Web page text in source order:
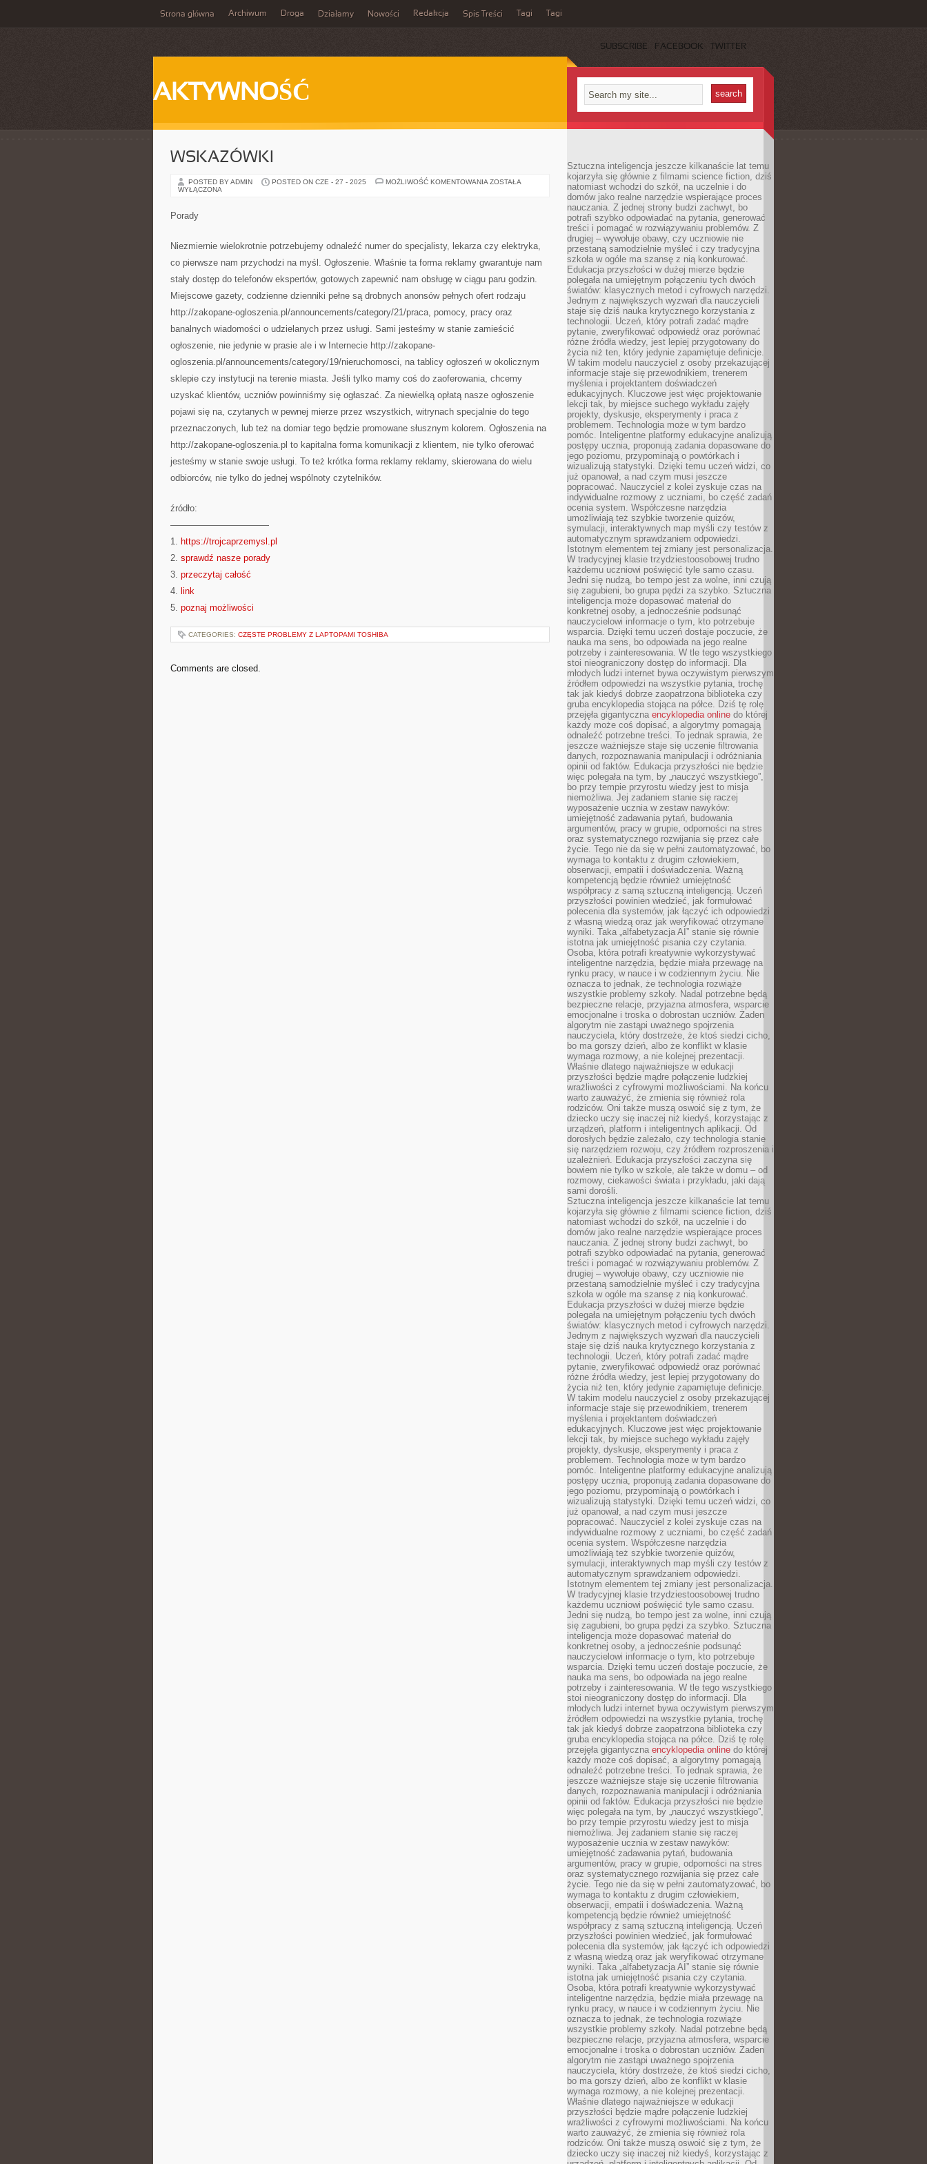
Strona główna Archiwum Droga Działamy Nowości Redakcja Spis Treści Tagi Tagi
SUBSCRIBE FACEBOOK TWITTER
AKTYWNOŚĆ
WSKAZÓWKI
POSTED BY ADMIN POSTED ON CZE - 27 - 2025 MOŻLIWOŚĆ KOMENTOWANIA WSKAZÓWKI
ZOSTAŁA
WYŁĄCZONA
Porady
Niezmiernie wielokrotnie potrzebujemy odnaleźć numer do specjalisty, lekarza czy elektryka,
co pierwsze nam przychodzi na myśl. Ogłoszenie. Właśnie ta forma reklamy gwarantuje nam
stały dostęp do telefonów ekspertów, gotowych zapewnić nam obsługę w ciągu paru godzin.
Miejscowe gazety, codzienne dzienniki pełne są drobnych anonsów pełnych ofert rodzaju
http://zakopane-ogloszenia.pl/announcements/category/21/praca, pomocy, pracy oraz
banalnych wiadomości o udzielanych przez usługi. Sami jesteśmy w stanie zamieścić
ogłoszenie, nie jedynie w prasie ale i w Internecie http://zakopane-
ogloszenia.pl/announcements/category/19/nieruchomosci, na tablicy ogłoszeń w okolicznym
sklepie czy instytucji na terenie miasta. Jeśli tylko mamy coś do zaoferowania, chcemy
uzyskać klientów, uczniów powinniśmy się ogłaszać. Za niewielką opłatą nasze ogłoszenie
pojawi się na, czytanych w pewnej mierze przez wszystkich, witrynach specjalnie do tego
przeznaczonych, lub też na domiar tego będzie promowane słusznym kolorem. Ogłoszenia na
http://zakopane-ogloszenia.pl to kapitalna forma komunikacji z klientem, nie tylko oferować
jesteśmy w stanie swoje usługi. To też krótka forma reklamy reklamy, skierowana do wielu
odbiorców, nie tylko do jednej wspólnoty czytelników.
źródło:
———————————
1. https://trojcaprzemysl.pl
2. sprawdź nasze porady
3. przeczytaj całość
4. link
5. poznaj możliwości
CATEGORIES: CZĘSTE PROBLEMY Z LAPTOPAMI TOSHIBA
Comments are closed.
Sztuczna inteligencja jeszcze kilkanaście lat temu
kojarzyła się głównie z filmami science fiction, dziś
natomiast wchodzi do szkół, na uczelnie i do
domów jako realne narzędzie wspierające proces
nauczania. Z jednej strony budzi zachwyt, bo
potrafi szybko odpowiadać na pytania, generować
treści i pomagać w rozwiązywaniu problemów. Z
drugiej – wywołuje obawy, czy uczniowie nie
przestaną samodzielnie myśleć i czy tradycyjna
szkoła w ogóle ma szansę z nią konkurować.
Edukacja przyszłości w dużej mierze będzie
polegała na umiejętnym połączeniu tych dwóch
światów: klasycznych metod i cyfrowych narzędzi.
Jednym z największych wyzwań dla nauczycieli
staje się dziś nauka krytycznego korzystania z
technologii. Uczeń, który potrafi zadać mądre
pytanie, zweryfikować odpowiedź oraz porównać
różne źródła wiedzy, jest lepiej przygotowany do
życia niż ten, który jedynie zapamiętuje definicje.
W takim modelu nauczyciel z osoby przekazującej
informacje staje się przewodnikiem, trenerem
myślenia i projektantem doświadczeń
edukacyjnych. Kluczowe jest więc projektowanie
lekcji tak, by miejsce suchego wykładu zajęły
projekty, dyskusje, eksperymenty i praca z
problemem. Technologia może w tym bardzo
pomóc. Inteligentne platformy edukacyjne analizują
postępy ucznia, proponują zadania dopasowane do
jego poziomu, przypominają o powtórkach i
wizualizują statystyki. Dzięki temu uczeń widzi, co
już opanował, a nad czym musi jeszcze
popracować. Nauczyciel z kolei zyskuje czas na
indywidualne rozmowy z uczniami, bo część zadań
ocenia system. Współczesne narzędzia
umożliwiają też szybkie tworzenie quizów,
symulacji, interaktywnych map myśli czy testów z
automatycznym sprawdzaniem odpowiedzi.
Istotnym elementem tej zmiany jest personalizacja.
W tradycyjnej klasie trzydziestoosobowej trudno
każdemu uczniowi poświęcić tyle samo czasu.
Jedni się nudzą, bo tempo jest za wolne, inni czują
się zagubieni, bo grupa pędzi za szybko. Sztuczna
inteligencja może dopasować materiał do
konkretnej osoby, a jednocześnie podsunąć
nauczycielowi informacje o tym, kto potrzebuje
wsparcia. Dzięki temu uczeń dostaje poczucie, że
nauka ma sens, bo odpowiada na jego realne
potrzeby i zainteresowania. W tle tego wszystkiego
stoi nieograniczony dostęp do informacji. Dla
młodych ludzi internet bywa oczywistym pierwszym
źródłem odpowiedzi na wszystkie pytania, trochę
tak jak kiedyś dobrze zaopatrzona biblioteka czy
gruba encyklopedia stojąca na półce. Dziś tę rolę
przejęła gigantyczna encyklopedia online do której
każdy może coś dopisać, a algorytmy pomagają
odnaleźć potrzebne treści. To jednak sprawia, że
jeszcze ważniejsze staje się uczenie filtrowania
danych, rozpoznawania manipulacji i odróżniania
opinii od faktów. Edukacja przyszłości nie będzie
więc polegała na tym, by „nauczyć wszystkiego”,
bo przy tempie przyrostu wiedzy jest to misja
niemożliwa. Jej zadaniem stanie się raczej
wyposażenie ucznia w zestaw nawyków:
umiejętność zadawania pytań, budowania
argumentów, pracy w grupie, odporności na stres
oraz systematycznego rozwijania się przez całe
życie. Tego nie da się w pełni zautomatyzować, bo
wymaga to kontaktu z drugim człowiekiem,
obserwacji, empatii i doświadczenia. Ważną
kompetencją będzie również umiejętność
współpracy z samą sztuczną inteligencją. Uczeń
przyszłości powinien wiedzieć, jak formułować
polecenia dla systemów, jak łączyć ich odpowiedzi
z własną wiedzą oraz jak weryfikować otrzymane
wyniki. Taka „alfabetyzacja AI” stanie się równie
istotna jak umiejętność pisania czy czytania.
Osoba, która potrafi kreatywnie wykorzystywać
inteligentne narzędzia, będzie miała przewagę na
rynku pracy, w nauce i w codziennym życiu. Nie
oznacza to jednak, że technologia rozwiąże
wszystkie problemy szkoły. Nadal potrzebne będą
bezpieczne relacje, przyjazna atmosfera, wsparcie
emocjonalne i troska o dobrostan uczniów. Żaden
algorytm nie zastąpi uważnego spojrzenia
nauczyciela, który dostrzeże, że ktoś siedzi cicho,
bo ma gorszy dzień, albo że konflikt w klasie
wymaga rozmowy, a nie kolejnej prezentacji.
Właśnie dlatego najważniejsze w edukacji
przyszłości będzie mądre połączenie ludzkiej
wrażliwości z cyfrowymi możliwościami. Na końcu
warto zauważyć, że zmienia się również rola
rodziców. Oni także muszą oswoić się z tym, że
dziecko uczy się inaczej niż kiedyś, korzystając z
urządzeń, platform i inteligentnych aplikacji. Od
dorosłych będzie zależało, czy technologia stanie
się narzędziem rozwoju, czy źródłem rozproszenia i
uzależnień. Edukacja przyszłości zaczyna się
bowiem nie tylko w szkole, ale także w domu – od
rozmowy, ciekawości świata i przykładu, jaki dają
sami dorośli.
Sztuczna inteligencja jeszcze kilkanaście lat temu
kojarzyła się głównie z filmami science fiction, dziś
natomiast wchodzi do szkół, na uczelnie i do
domów jako realne narzędzie wspierające proces
nauczania. Z jednej strony budzi zachwyt, bo
potrafi szybko odpowiadać na pytania, generować
treści i pomagać w rozwiązywaniu problemów. Z
drugiej – wywołuje obawy, czy uczniowie nie
przestaną samodzielnie myśleć i czy tradycyjna
szkoła w ogóle ma szansę z nią konkurować.
Edukacja przyszłości w dużej mierze będzie
polegała na umiejętnym połączeniu tych dwóch
światów: klasycznych metod i cyfrowych narzędzi.
Jednym z największych wyzwań dla nauczycieli
staje się dziś nauka krytycznego korzystania z
technologii. Uczeń, który potrafi zadać mądre
pytanie, zweryfikować odpowiedź oraz porównać
różne źródła wiedzy, jest lepiej przygotowany do
życia niż ten, który jedynie zapamiętuje definicje.
W takim modelu nauczyciel z osoby przekazującej
informacje staje się przewodnikiem, trenerem
myślenia i projektantem doświadczeń
edukacyjnych. Kluczowe jest więc projektowanie
lekcji tak, by miejsce suchego wykładu zajęły
projekty, dyskusje, eksperymenty i praca z
problemem. Technologia może w tym bardzo
pomóc. Inteligentne platformy edukacyjne analizują
postępy ucznia, proponują zadania dopasowane do
jego poziomu, przypominają o powtórkach i
wizualizują statystyki. Dzięki temu uczeń widzi, co
już opanował, a nad czym musi jeszcze
popracować. Nauczyciel z kolei zyskuje czas na
indywidualne rozmowy z uczniami, bo część zadań
ocenia system. Współczesne narzędzia
umożliwiają też szybkie tworzenie quizów,
symulacji, interaktywnych map myśli czy testów z
automatycznym sprawdzaniem odpowiedzi.
Istotnym elementem tej zmiany jest personalizacja.
W tradycyjnej klasie trzydziestoosobowej trudno
każdemu uczniowi poświęcić tyle samo czasu.
Jedni się nudzą, bo tempo jest za wolne, inni czują
się zagubieni, bo grupa pędzi za szybko. Sztuczna
inteligencja może dopasować materiał do
konkretnej osoby, a jednocześnie podsunąć
nauczycielowi informacje o tym, kto potrzebuje
wsparcia. Dzięki temu uczeń dostaje poczucie, że
nauka ma sens, bo odpowiada na jego realne
potrzeby i zainteresowania. W tle tego wszystkiego
stoi nieograniczony dostęp do informacji. Dla
młodych ludzi internet bywa oczywistym pierwszym
źródłem odpowiedzi na wszystkie pytania, trochę
tak jak kiedyś dobrze zaopatrzona biblioteka czy
gruba encyklopedia stojąca na półce. Dziś tę rolę
przejęła gigantyczna encyklopedia online do której
każdy może coś dopisać, a algorytmy pomagają
odnaleźć potrzebne treści. To jednak sprawia, że
jeszcze ważniejsze staje się uczenie filtrowania
danych, rozpoznawania manipulacji i odróżniania
opinii od faktów. Edukacja przyszłości nie będzie
więc polegała na tym, by „nauczyć wszystkiego”,
bo przy tempie przyrostu wiedzy jest to misja
niemożliwa. Jej zadaniem stanie się raczej
wyposażenie ucznia w zestaw nawyków:
umiejętność zadawania pytań, budowania
argumentów, pracy w grupie, odporności na stres
oraz systematycznego rozwijania się przez całe
życie. Tego nie da się w pełni zautomatyzować, bo
wymaga to kontaktu z drugim człowiekiem,
obserwacji, empatii i doświadczenia. Ważną
kompetencją będzie również umiejętność
współpracy z samą sztuczną inteligencją. Uczeń
przyszłości powinien wiedzieć, jak formułować
polecenia dla systemów, jak łączyć ich odpowiedzi
z własną wiedzą oraz jak weryfikować otrzymane
wyniki. Taka „alfabetyzacja AI” stanie się równie
istotna jak umiejętność pisania czy czytania.
Osoba, która potrafi kreatywnie wykorzystywać
inteligentne narzędzia, będzie miała przewagę na
rynku pracy, w nauce i w codziennym życiu. Nie
oznacza to jednak, że technologia rozwiąże
wszystkie problemy szkoły. Nadal potrzebne będą
bezpieczne relacje, przyjazna atmosfera, wsparcie
emocjonalne i troska o dobrostan uczniów. Żaden
algorytm nie zastąpi uważnego spojrzenia
nauczyciela, który dostrzeże, że ktoś siedzi cicho,
bo ma gorszy dzień, albo że konflikt w klasie
wymaga rozmowy, a nie kolejnej prezentacji.
Właśnie dlatego najważniejsze w edukacji
przyszłości będzie mądre połączenie ludzkiej
wrażliwości z cyfrowymi możliwościami. Na końcu
warto zauważyć, że zmienia się również rola
rodziców. Oni także muszą oswoić się z tym, że
dziecko uczy się inaczej niż kiedyś, korzystając z